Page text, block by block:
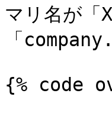
マリ名が
「
{% code